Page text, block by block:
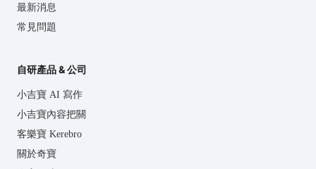
最新消息
常見問題
自研產品 & 公司
小吉寶 AI 寫作
小吉寶內容把關
客樂寶 Kerebro
關於奇寶